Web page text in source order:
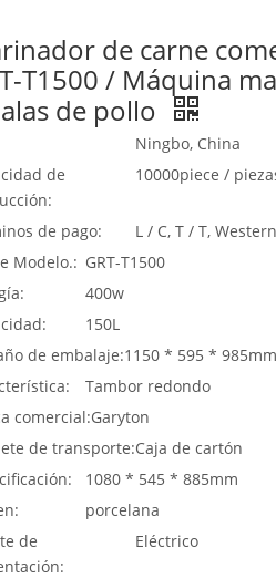
de carne
T1500 / Máquina
de pollo
Ningbo, China
de
10000piece /
de pago:
L / C, T / T,
Modelo.: GRT-T1500
400w
150L
de embalaje:1150 * 595 * 985mm
Tambor redondo
comercial:Garyton
de transporte:Caja de cartón
1080 * 545 * 885mm
porcelana
de
Eléctrico